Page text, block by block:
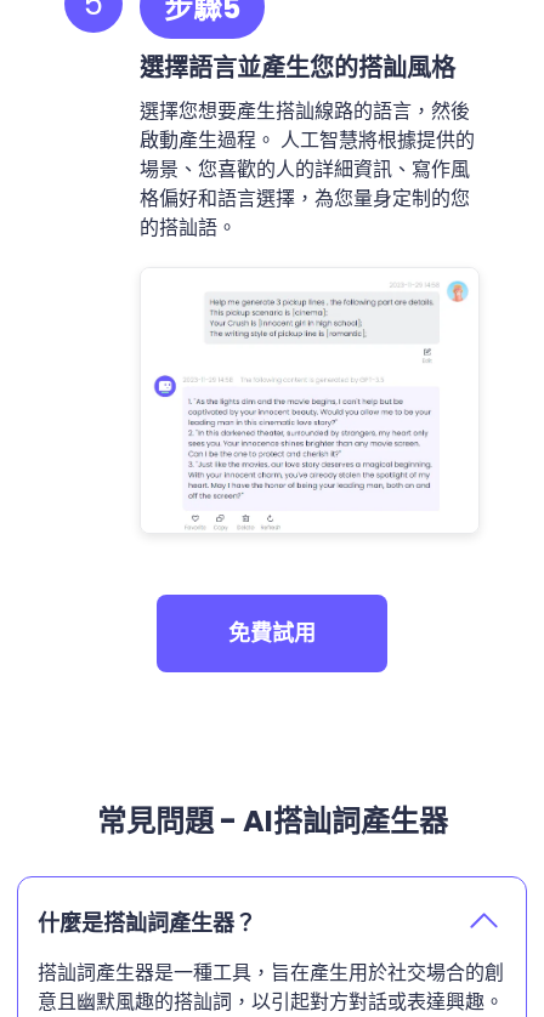
選擇語言並產生您的搭訕風格
選擇您想要產生搭訕線路的語言，然後
啟動產生過程。 人工智慧將根據提供的
場景、您喜歡的人的詳細資訊、寫作風
格偏好和語言選擇，為您量身定制的您
的搭訕語。
免費試用
常見問題 - AI搭訕詞產生器
什麼是搭訕詞產生器？
搭訕詞產生器是一種工具，旨在產生用於社交場合的創
意且幽默風趣的搭訕詞，以引起對方對話或表達興趣。